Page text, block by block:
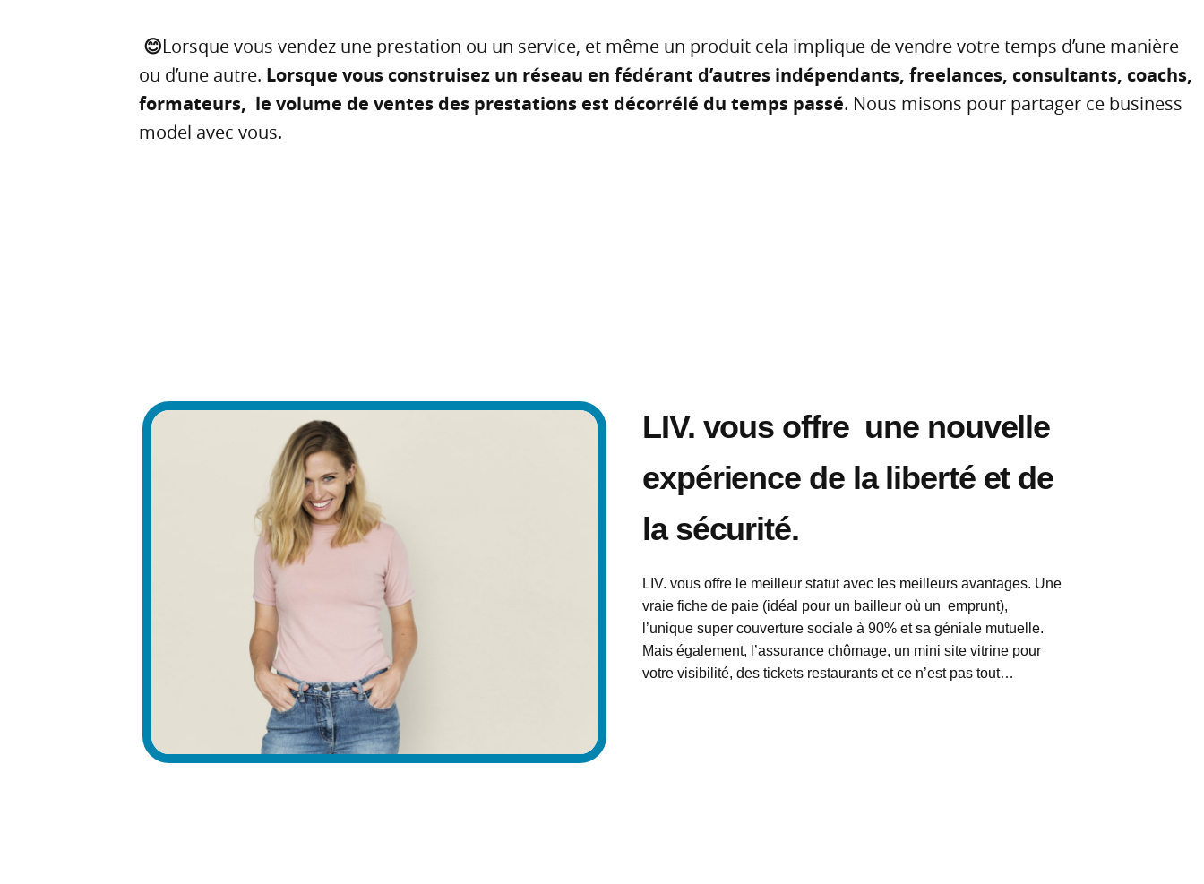
😊Lorsque vous vendez une prestation ou un service, et même un produit cela implique de vendre votre temps d’une manière
ou d’une autre. Lorsque vous construisez un réseau en fédérant d’autres indépendants, freelances, consultants, coachs,
formateurs, le volume de ventes des prestations est décorrélé du temps passé. Nous misons pour partager ce business
model avec vous.
LIV. vous offre une nouvelle
expérience de la liberté et de
la sécurité.
LIV. vous offre le meilleur statut avec les meilleurs avantages. Une
vraie fiche de paie (idéal pour un bailleur où un emprunt),
l’unique super couverture sociale à 90% et sa géniale mutuelle.
Mais également, l’assurance chômage, un mini site vitrine pour
votre visibilité, des tickets restaurants et ce n’est pas tout…